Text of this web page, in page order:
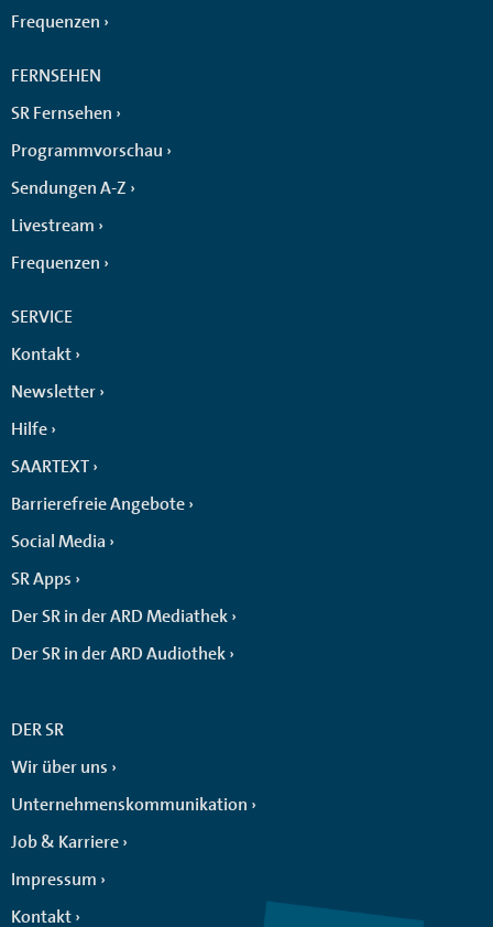
Frequenzen
FERNSEHEN
SR Fernsehen
Programmvorschau
Sendungen A-Z
Livestream
Frequenzen
SERVICE
Kontakt
Newsletter
Hilfe
SAARTEXT
Barrierefreie Angebote
Social Media
SR Apps
Der SR in der ARD Mediathek
Der SR in der ARD Audiothek
DER SR
Wir über uns
Unternehmenskommunikation
Job & Karriere
Impressum
Kontakt